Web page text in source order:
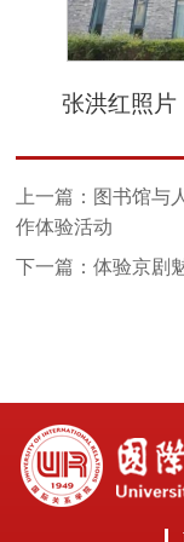
张洪红照片
上一篇：图书馆与
作体验活动
下一篇：体验京剧